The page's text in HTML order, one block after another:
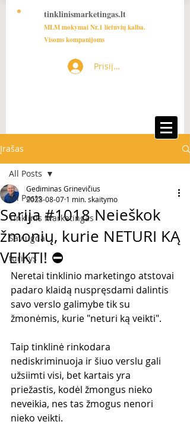
tinklinismarketingas.lt
MLM mokymai Nr.1 lietuvių kalba.
Visoms kompanijoms
Prisijungti
Įrašas
All Posts
Tinklinis Marketingas
Saviugda
turinys
All Posts
Serija #1018 Neieškok
žmonių, kurie NETURI KĄ
VEIKTI! ⛔️
Gediminas Grinevičius
2023-08-07 1 min. skaitymo
Neretai tinklinio marketingo atstovai
padaro klaidą nuspręsdami dalintis
savo verslo galimybe tik su
žmonėmis, kurie "neturi ką veikti".
Taip tinklinė rinkodara
nediskriminuoja ir šiuo verslu gali
užsiimti visi, bet kartais yra
priežastis, kodėl žmongus nieko
neveikia, nes tas žmogus nenori
nieko veikti.